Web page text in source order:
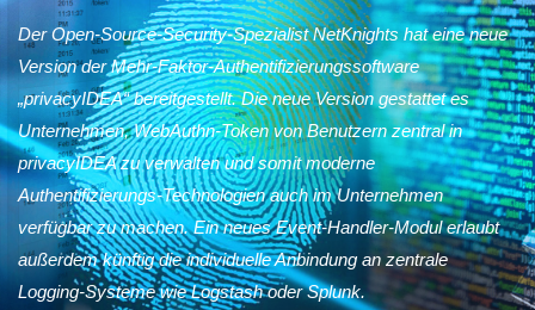
Der Open-Source-Security-Spezialist NetKnights hat eine neue
Version der Mehr-Faktor-Authentifizierungssoftware
„privacyIDEA“ bereitgestellt. Die neue Version gestattet es
Unternehmen, WebAuthn-Token von Benutzern zentral in
privacyIDEA zu verwalten und somit moderne
Authentifizierungs-Technologien auch im Unternehmen
verfügbar zu machen. Ein neues Event-Handler-Modul erlaubt
außerdem künftig die individuelle Anbindung an zentrale
Logging-Systeme wie Logstash oder Splunk.